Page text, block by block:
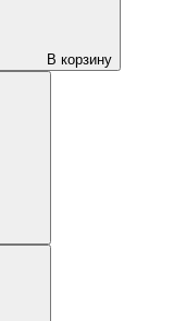
В корзину